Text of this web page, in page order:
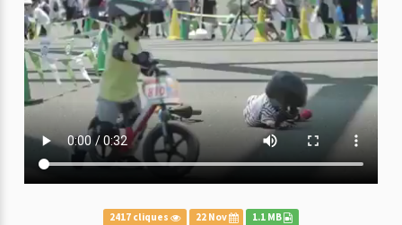
2417 cliques 22 Nov 1.1 MB